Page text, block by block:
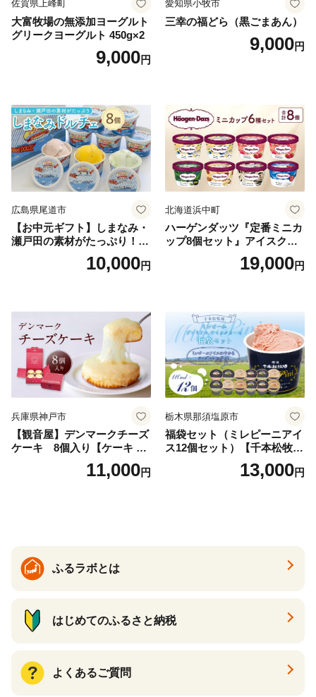
佐賀県上峰町
大富牧場の無添加ヨーグルト
グリークヨーグルト 450g×2
9,000円
愛知県小牧市
三幸の福どら（黒ごまあん）
9,000円
広島県尾道市
【お中元ギフト】しまなみ・
瀬戸田の素材がたっぷり！ジ
10,000円
北海道浜中町
ハーゲンダッツ『定番ミニカ
ップ8個セット』アイスクリ
ーム アイス スイーツ デザー
19,000円
兵庫県神戸市
【観音屋】デンマークチーズ
ケーキ 8個入り【ケーキ チ
ーズケーキ 人気スイーツ お
すすめスイーツ 神戸スイー
11,000円
栃木県那須塩原市
福袋セット（ミレピーニアイ
ス12個セット）【千本松牧
場】 ns025-014-12 【デザー
ト 詰め合わせ ギフト】
13,000円
ふるラボとは
はじめてのふるさと納税
よくあるご質問